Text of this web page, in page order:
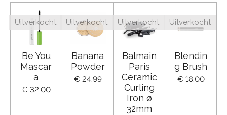
Uitverkocht
Be You
Mascar
a
€ 32,00
Uitverkocht
Banana
Powder
€ 24,99
Uitverkocht
Balmain
Paris
Ceramic
Curling
Iron ø
32mm
Uitverkocht
Blendin
g Brush
€ 18,00